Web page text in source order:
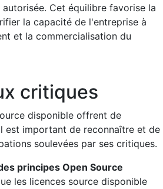
Cet équilibre favorise la
la capacité de l'entreprise à
et la commercialisation du
critiques
disponible offrent de
est important de reconnaître et de
soulevées par ses critiques.
principes Open Source
les licences source disponible